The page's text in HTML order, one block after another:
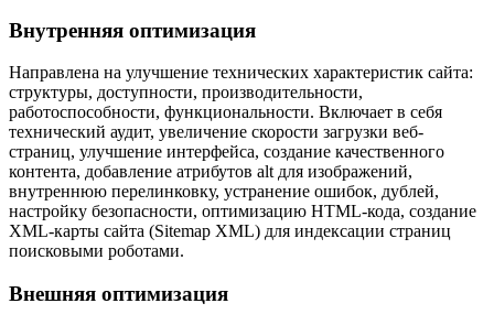
Внутренняя оптимизация
Направлена на улучшение технических характеристик сайта:
структуры, доступности, производительности,
работоспособности, функциональности. Включает в себя
технический аудит, увеличение скорости загрузки веб-
страниц, улучшение интерфейса, создание качественного
контента, добавление атрибутов alt для изображений,
внутреннюю перелинковку, устранение ошибок, дублей,
настройку безопасности, оптимизацию HTML-кода, создание
XML-карты сайта (Sitemap XML) для индексации страниц
поисковыми роботами.
Внешняя оптимизация